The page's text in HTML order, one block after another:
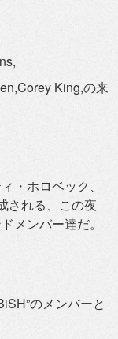
King,の来
・ホロベック、
れる、 この夜
メンバー達だ。
のメンバーと